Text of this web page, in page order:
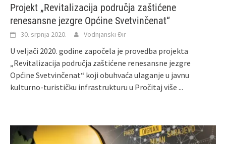
Projekt „Revitalizacija područja zaštićene
renesansne jezgre Općine Svetvinčenat“
30. srpnja 2020. Vodnjanski Đir
U veljači 2020. godine započela je provedba projekta
„Revitalizacija područja zaštićene renesansne jezgre
Općine Svetvinčenat“ koji obuhvaća ulaganje u javnu
kulturno-turističku infrastrukturu u Pročitaj više ...